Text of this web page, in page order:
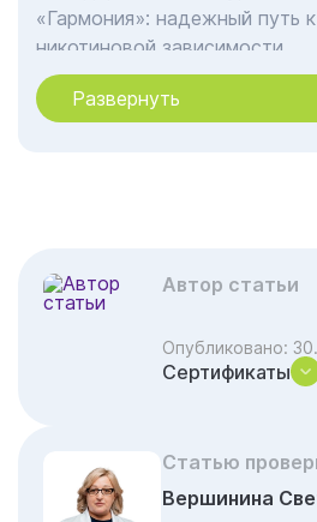
«Гармония»: надежный путь
никотиновой зависимости
Почему именно
работает?
Клиника кодирования от
«Гармония»: почему выбирают
Стоимость кодирование от
Важные вопросы и
Развернуть
Автор статьи
Опубликовано:
Сертификаты
Статью
Вершинина